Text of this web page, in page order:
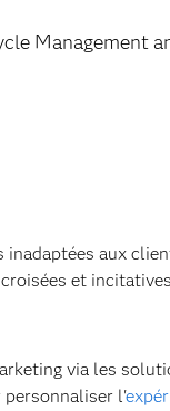
Management
aux
et
via les
l'